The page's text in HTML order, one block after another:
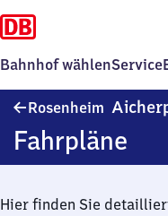
Bahnhof wählenService
Rosenheim
Fahrpläne
Hier finden Sie